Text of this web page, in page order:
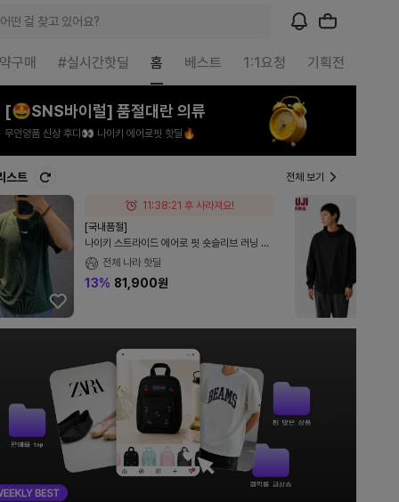
어떤 걸 찾고 있어요?
구매 #실시간핫딜 홈 베스트 1:1요청 기획전
[🤩SNS바이럴] 품절대란 의류
무인양품 신상 후디👀 나이키 에어로핏 핫딜🔥
스트 전체 보기
11:38:20 후 사라져요!
[국내품절]
나이키 스트라이드 에어로 핏 숏슬리브 러닝 탑
블랙 라이트 그린 스파크 - 아시아 IH0746-
010
전체 나라 핫딜
13% 81,900원